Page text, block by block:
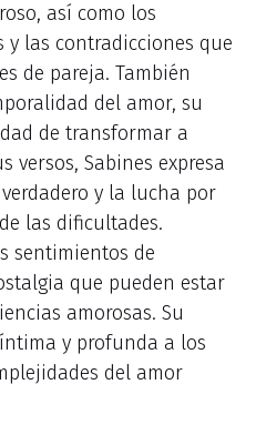
así como los
las contradicciones que
de pareja. También
del amor, su
de transformar a
versos, Sabines expresa
y la lucha por
las dificultades.
sentimientos de
que pueden estar
amorosas. Su
y profunda a los
del amor